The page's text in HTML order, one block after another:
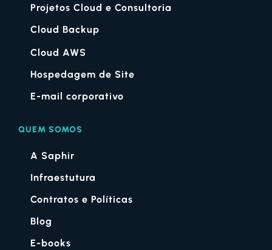
Projetos Cloud e Consultoria
Cloud Backup
Cloud AWS
Hospedagem de Site
E-mail corporativo
QUEM SOMOS
A Saphir
Infraestutura
Contratos e Políticas
Blog
E-books